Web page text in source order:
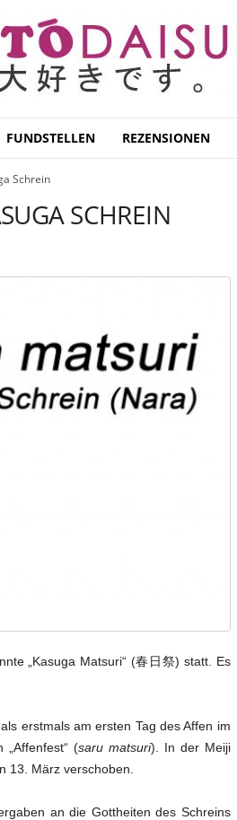
FUNDSTELLEN REZENSIONEN
Schrein
SCHREIN
„‪Kasuga‬ ‪‎Matsuri‬“ (春日祭) statt. Es
erstmals am ersten Tag des Affen im
(saru matsuri). In der Meiji
13. März verschoben.
an die Gottheiten des Schreins